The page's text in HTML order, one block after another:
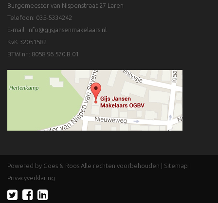
Burgemeester van Nispenstraat 27 Laren
Telefoon: 035-5334242
E-mail: info@gijsjansenmakelaars.nl
KvK 32051582
BTW nr.: 8058.96.570.B.01
Powered by Goes & Roos Alle rechten voorbehouden Sitemap
Privacyverklaring